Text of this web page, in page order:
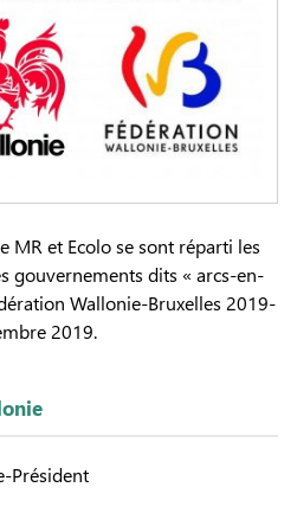
MR et Ecolo se sont réparti les
gouvernements dits « arcs-en-
Wallonie-Bruxelles 2019-
2019.
Président